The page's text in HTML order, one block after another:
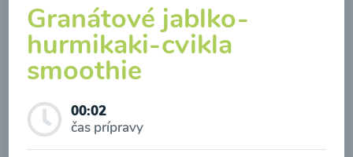
Granátové jablko-
hurmikaki-cvikla
smoothie
00:02
čas prípravy
Odber noviniek a akcií
Odoslaním registrácie na Newsletter súhlasím so
spracovaním osobných údajov pre účely